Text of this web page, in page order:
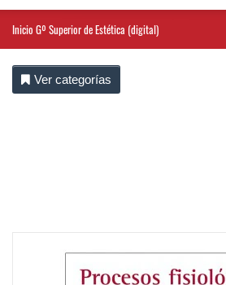
Inicio Gº Superior de Estética (digital)
Ver categorías